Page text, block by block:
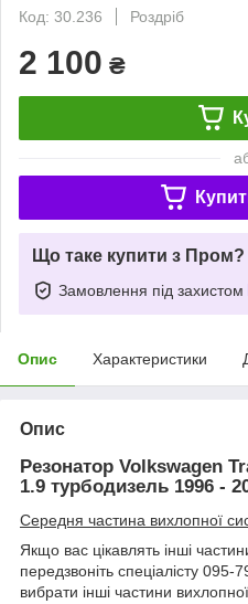
Код: 30.236
Роздріб
2 100 ₴
Що таке купити з Пром?
Замовлення під захистом
Опис Характеристики
Опис
Резонатор Volkswagen
1.9 турбодизель 1996 -
Середня частина вихлопної
Якщо вас цікавлять інші
передзвоніть спеціалісту
вибрати інші частини вихлопної.